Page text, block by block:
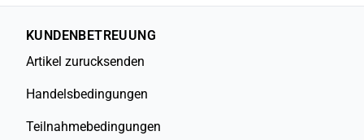
KUNDENBETREUUNG
Artikel zurucksenden
Handelsbedingungen
Teilnahmebedingungen